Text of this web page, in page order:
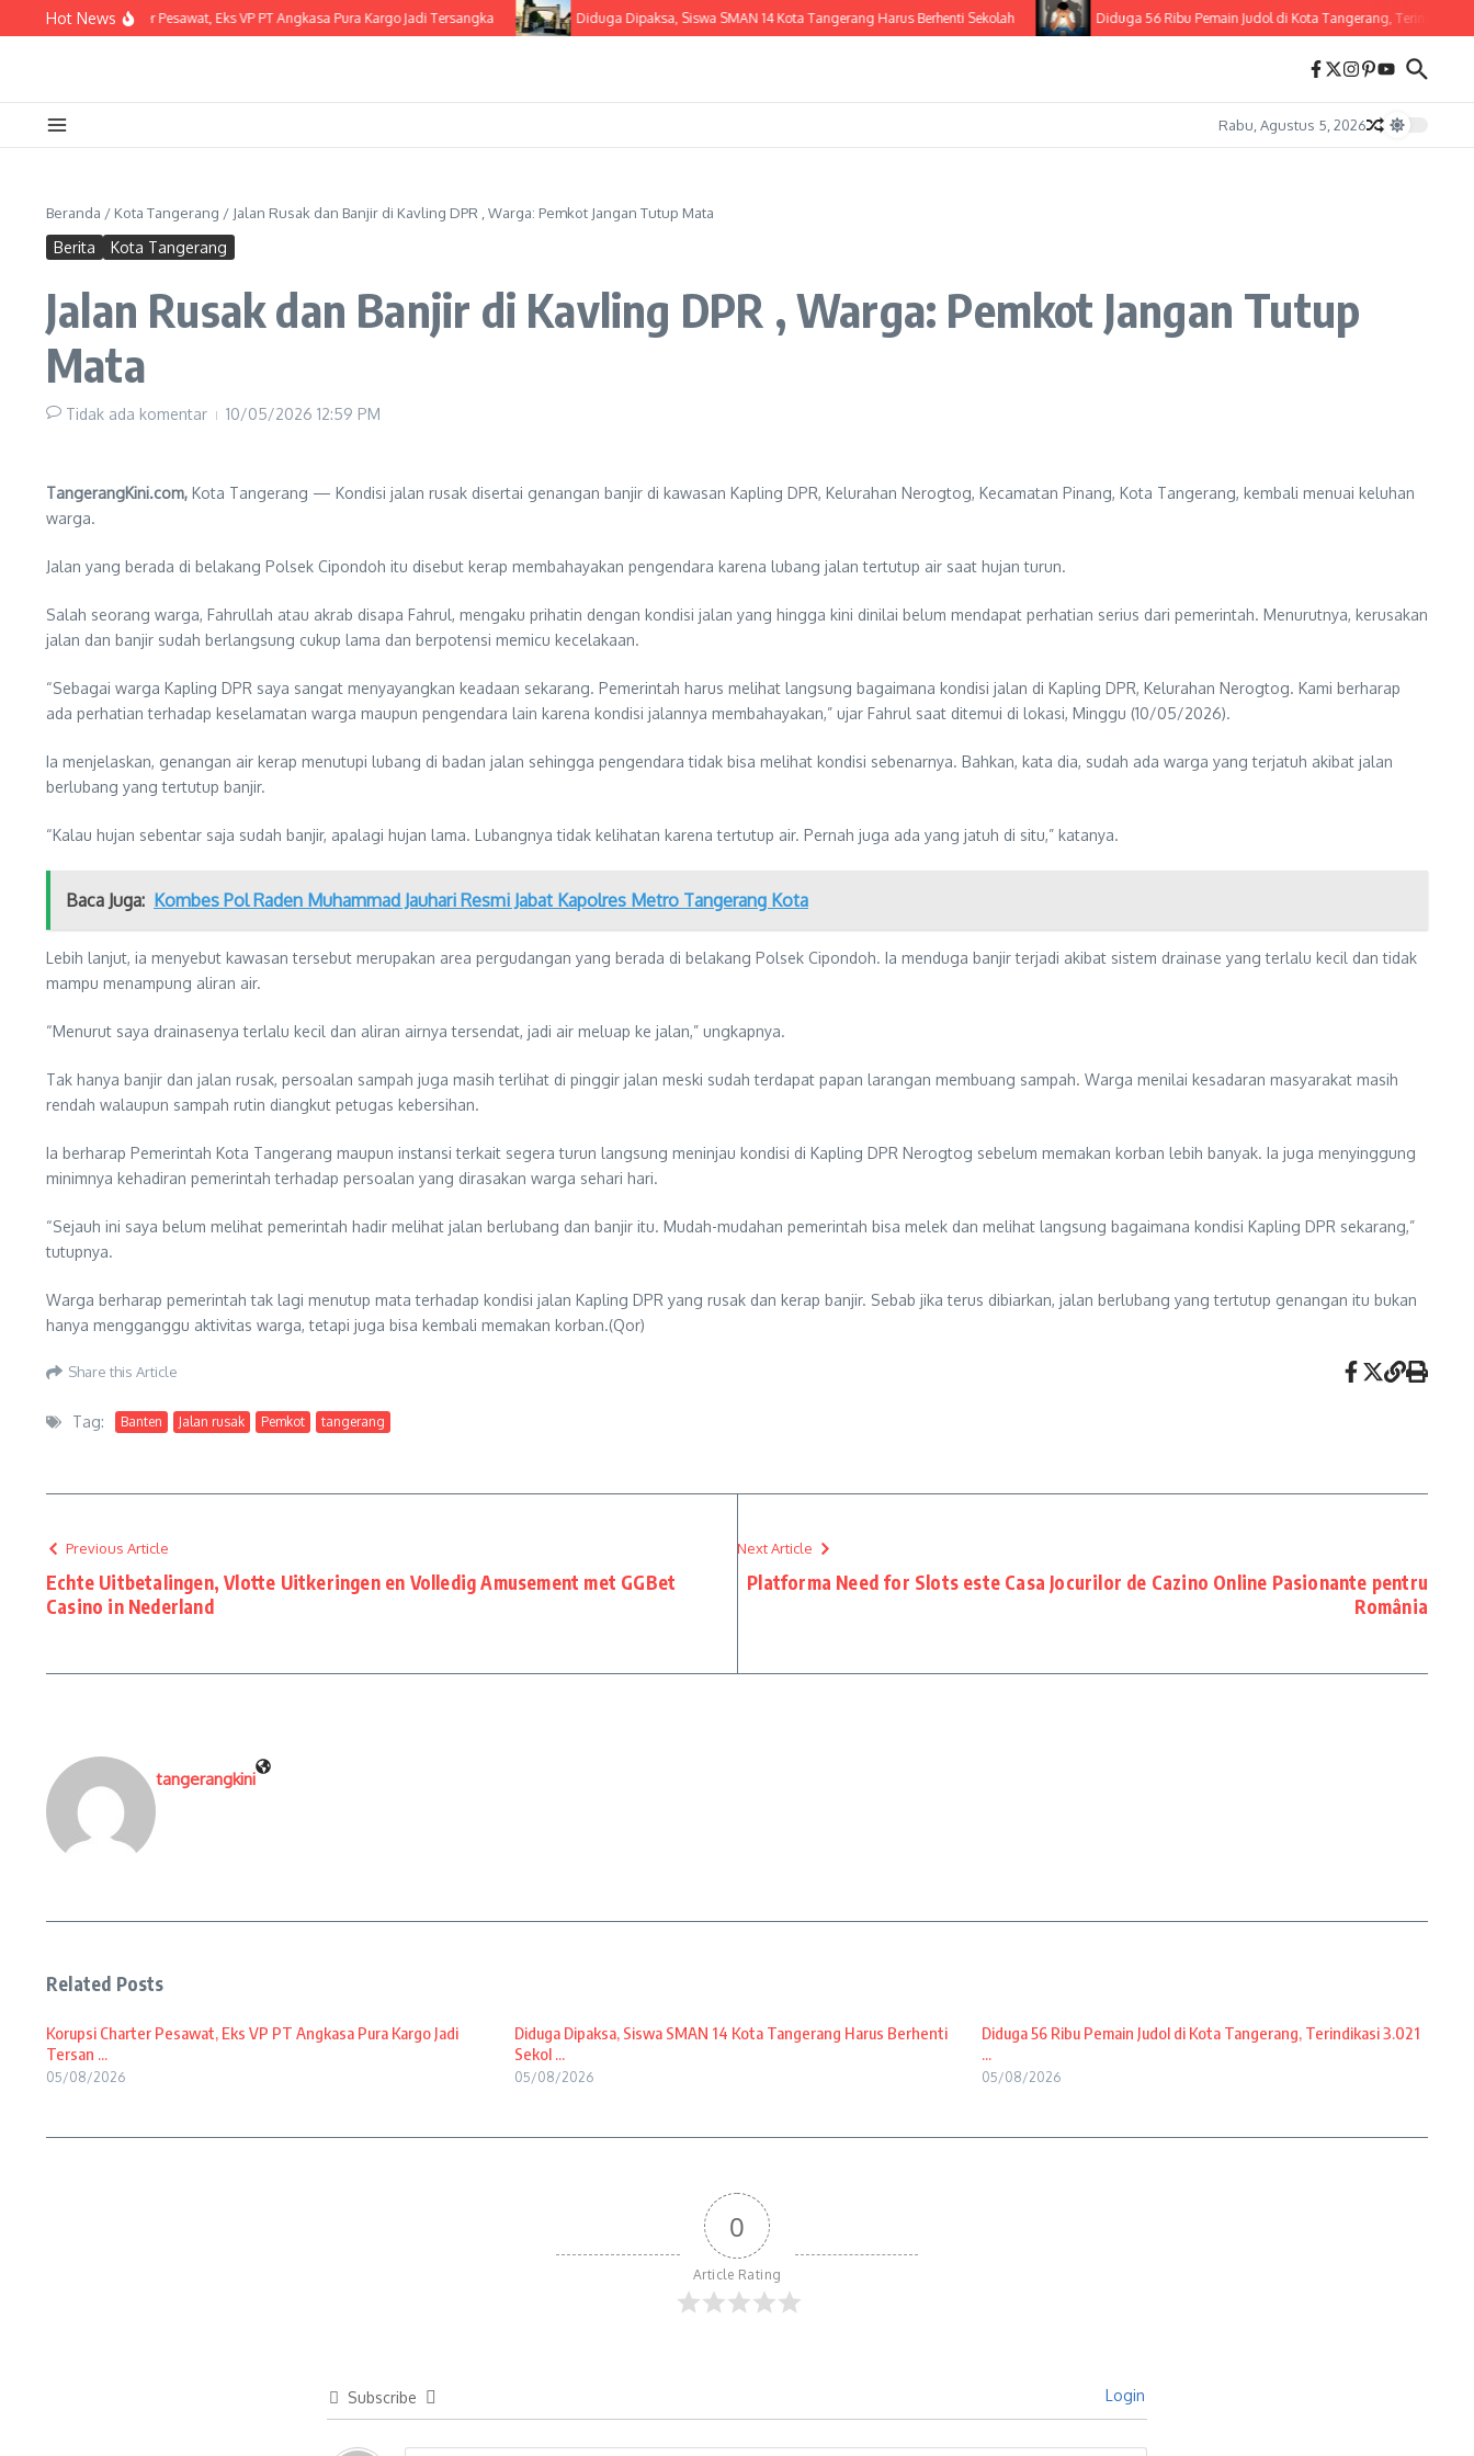
Lewati ke konten
Hot News
Korupsi Charter Pesawat, Eks VP PT Angkasa Pura Kargo Jadi Tersangka Diduga Dipaksa, Siswa SMAN 14 Kota Tangerang Harus Berhenti Sekolah Diduga 56 Ribu Pemain Judol di Kota Tangerang, Terindikasi
Rabu, Agustus 5, 2026
Beranda / Kota Tangerang / Jalan Rusak dan Banjir di Kavling DPR , Warga: Pemkot Jangan Tutup Mata
Berita Kota Tangerang
Jalan Rusak dan Banjir di Kavling DPR , Warga: Pemkot Jangan Tutup
Mata
Tidak ada komentar 10/05/2026 12:59 PM
TangerangKini.com, Kota Tangerang — Kondisi jalan rusak disertai genangan banjir di kawasan Kapling DPR, Kelurahan Nerogtog, Kecamatan Pinang, Kota Tangerang, kembali menuai keluhan
warga.
Jalan yang berada di belakang Polsek Cipondoh itu disebut kerap membahayakan pengendara karena lubang jalan tertutup air saat hujan turun.
Salah seorang warga, Fahrullah atau akrab disapa Fahrul, mengaku prihatin dengan kondisi jalan yang hingga kini dinilai belum mendapat perhatian serius dari pemerintah. Menurutnya, kerusakan
jalan dan banjir sudah berlangsung cukup lama dan berpotensi memicu kecelakaan.
“Sebagai warga Kapling DPR saya sangat menyayangkan keadaan sekarang. Pemerintah harus melihat langsung bagaimana kondisi jalan di Kapling DPR, Kelurahan Nerogtog. Kami berharap
ada perhatian terhadap keselamatan warga maupun pengendara lain karena kondisi jalannya membahayakan,” ujar Fahrul saat ditemui di lokasi, Minggu (10/05/2026).
Ia menjelaskan, genangan air kerap menutupi lubang di badan jalan sehingga pengendara tidak bisa melihat kondisi sebenarnya. Bahkan, kata dia, sudah ada warga yang terjatuh akibat jalan
berlubang yang tertutup banjir.
“Kalau hujan sebentar saja sudah banjir, apalagi hujan lama. Lubangnya tidak kelihatan karena tertutup air. Pernah juga ada yang jatuh di situ,” katanya.
Baca Juga: Kombes Pol Raden Muhammad Jauhari Resmi Jabat Kapolres Metro Tangerang Kota
Lebih lanjut, ia menyebut kawasan tersebut merupakan area pergudangan yang berada di belakang Polsek Cipondoh. Ia menduga banjir terjadi akibat sistem drainase yang terlalu kecil dan tidak
mampu menampung aliran air.
“Menurut saya drainasenya terlalu kecil dan aliran airnya tersendat, jadi air meluap ke jalan,” ungkapnya.
Tak hanya banjir dan jalan rusak, persoalan sampah juga masih terlihat di pinggir jalan meski sudah terdapat papan larangan membuang sampah. Warga menilai kesadaran masyarakat masih
rendah walaupun sampah rutin diangkut petugas kebersihan.
Ia berharap Pemerintah Kota Tangerang maupun instansi terkait segera turun langsung meninjau kondisi di Kapling DPR Nerogtog sebelum memakan korban lebih banyak. Ia juga menyinggung
minimnya kehadiran pemerintah terhadap persoalan yang dirasakan warga sehari hari.
“Sejauh ini saya belum melihat pemerintah hadir melihat jalan berlubang dan banjir itu. Mudah-mudahan pemerintah bisa melek dan melihat langsung bagaimana kondisi Kapling DPR sekarang,”
tutupnya.
Warga berharap pemerintah tak lagi menutup mata terhadap kondisi jalan Kapling DPR yang rusak dan kerap banjir. Sebab jika terus dibiarkan, jalan berlubang yang tertutup genangan itu bukan
hanya mengganggu aktivitas warga, tetapi juga bisa kembali memakan korban.(Qor)
Share this Article
Tag: Banten Jalan rusak Pemkot tangerang
Previous Article
Echte Uitbetalingen, Vlotte Uitkeringen en Volledig Amusement met GGBet
Casino in Nederland
Next Article
Platforma Need for Slots este Casa Jocurilor de Cazino Online Pasionante pentru
România
tangerangkini
Related Posts
Korupsi Charter Pesawat, Eks VP PT Angkasa Pura Kargo Jadi
Tersan ...
05/08/2026
Diduga Dipaksa, Siswa SMAN 14 Kota Tangerang Harus Berhenti
Sekol ...
05/08/2026
Diduga 56 Ribu Pemain Judol di Kota Tangerang, Terindikasi 3.021
...
05/08/2026
0
Article Rating
Subscribe Login